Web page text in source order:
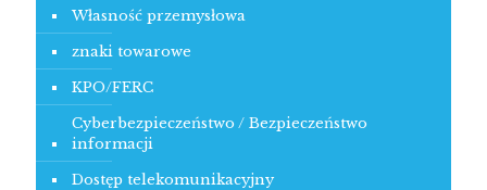
Własność przemysłowa
znaki towarowe
KPO/FERC
Cyberbezpieczeństwo / Bezpieczeństwo
informacji
Dostęp telekomunikacyjny